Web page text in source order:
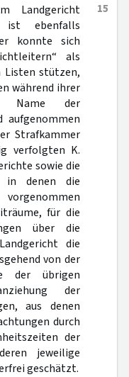
15
Landgericht
ist ebenfalls
konnte sich
als
Listen stützen,
während ihrer
Name der
aufgenommen
Strafkammer
verfolgten K.
sowie die
in denen die
für die
über die
die
von der
der übrigen
der
aus denen
durch
der
jeweilige
geschätzt.